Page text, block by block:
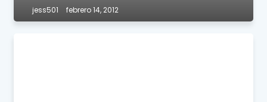
jess501 febrero 14, 2012